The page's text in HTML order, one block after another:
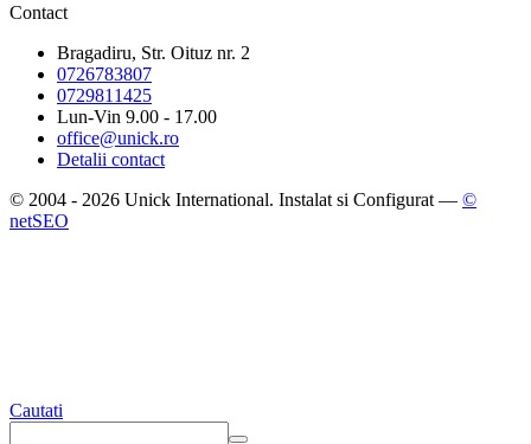
Contact
Bragadiru, Str. Oituz nr. 2
0726783807
0729811425
Lun-Vin 9.00 - 17.00
office@unick.ro
Detalii contact
© 2004 - 2026 Unick International. Instalat si Configurat — ©
netSEO
Cautati